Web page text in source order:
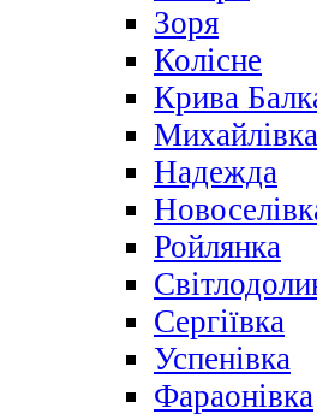
Зоря
Колісне
Крива
Михайлівка
Надежда
Ройлянка
Сергіївка
Успенівка
Фараонівка